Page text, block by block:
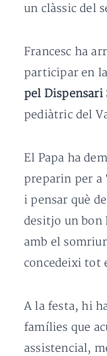
un clàssic del
Francesc ha
participar en la
pel Dispensari
pediàtric del
El Papa ha
preparin per a
i pensar què
desitjo un bon
amb el
concedeixi tot
A la festa, hi
famílies que
assistencial,